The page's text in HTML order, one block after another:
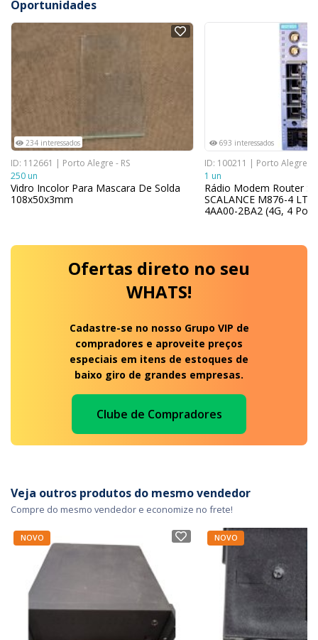
Oportunidades
234 interessados
ID: 112661 | Porto Alegre - RS
250 un
Vidro Incolor Para Mascara De Solda
108x50x3mm
693 interessados
ID: 100211 | Porto Alegre -
1 un
Rádio Modem Router
SCALANCE M876-4 LTE
4AA00-2BA2 (4G, 4
Ofertas direto no seu
WHATS!
Cadastre-se no nosso Grupo VIP de
compradores e aproveite preços
especiais em itens de estoques de
baixo giro de grandes empresas.
Clube de Compradores
Veja outros produtos do mesmo vendedor
Compre do mesmo vendedor e economize no frete!
NOVO NOVO